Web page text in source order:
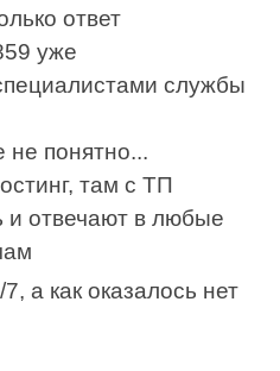
ответ
уже
службы
не понятно...
там с ТП
и отвечают в любые
а как оказалось нет